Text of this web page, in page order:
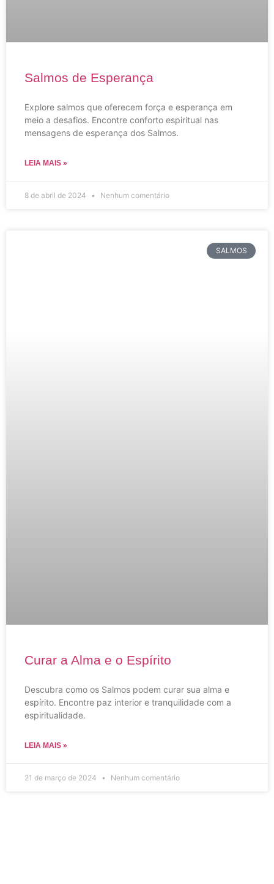
Salmos de Esperança
Explore salmos que oferecem força e esperança em
meio a desafios. Encontre conforto espiritual nas
mensagens de esperança dos Salmos.
LEIA MAIS »
8 de abril de 2024 Nenhum comentário
SALMOS
Curar a Alma e o Espírito
Descubra como os Salmos podem curar sua alma e
espírito. Encontre paz interior e tranquilidade com a
espiritualidade.
LEIA MAIS »
21 de março de 2024 Nenhum comentário